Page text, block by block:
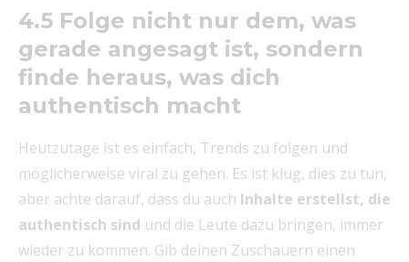
4.5 Folge nicht nur dem, was
gerade angesagt ist, sondern
finde heraus, was dich
authentisch macht
Heutzutage ist es einfach, Trends zu folgen und
möglicherweise viral zu gehen. Es ist klug, dies zu tun,
aber achte darauf, dass du auch Inhalte erstellst, die
authentisch sind und die Leute dazu bringen, immer
wieder zu kommen. Gib deinen Zuschauern einen